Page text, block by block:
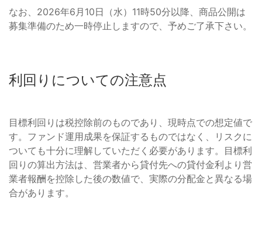
なお、2026年6月10日（水）11時50分以降、商品公開は
募集準備のため一時停止しますので、予めご了承下さい。
利回りについての注意点
目標利回りは税控除前のものであり、現時点での想定値で
す。ファンド運用成果を保証するものではなく、リスクに
ついても十分に理解していただく必要があります。目標利
回りの算出方法は、営業者から貸付先への貸付金利より営
業者報酬を控除した後の数値で、実際の分配金と異なる場
合があります。